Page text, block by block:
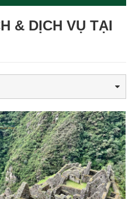
& DỊCH VỤ TẠI